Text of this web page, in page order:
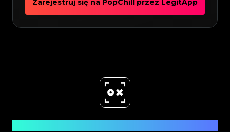
Zarejestruj się na PopChill przez LegitApp